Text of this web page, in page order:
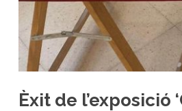
Èxit de l’exposició